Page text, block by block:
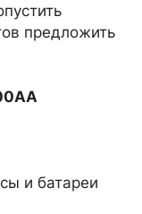
предложить
и батареи